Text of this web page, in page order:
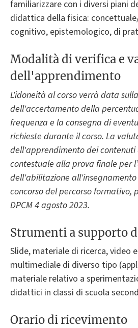
familiarizzare con i diversi piani
didattica della fisica:
cognitivo, epistemologico, di
Modalità di verifica e
dell'apprendimento
L'idoneità al corso verrà data
dell'accertamento della
frequenza e la consegna di
richieste durante il corso. La
dell'apprendimento dei
contestuale alla prova finale per
dell'abilitazione
concorso del percorso formativo,
DPCM 4 agosto 2023.
Strumenti a supporto
Slide, materiale di ricerca, video
multimediale di diverso tipo
materiale relativo a
didattici in classi di scuola
Orario di ricevimento